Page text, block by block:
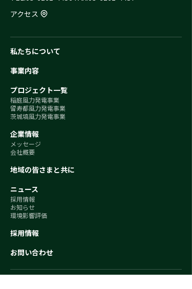
アクセス
私たちについて
事業内容
プロジェクト一覧
稲庭風力発電事業
留寿都風力発電事業
茨城塙風力発電事業
企業情報
メッセージ
会社概要
地域の皆さまと共に
ニュース
採用情報
お知らせ
環境影響評価
採用情報
お問い合わせ